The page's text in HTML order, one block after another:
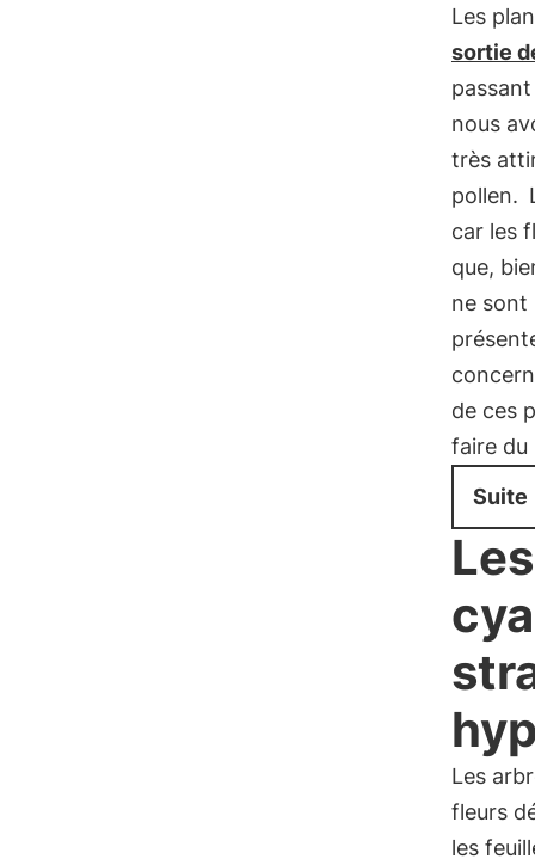
Les
sortie
nous
très
pollen.
car les
que,
ne sont
de ces
faire du
Suite
Les
fleurs
les